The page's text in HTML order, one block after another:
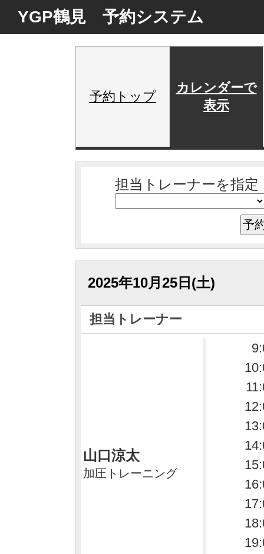
YGP鶴見 予約システム
予約トップ
カレンダーで
表示
担当トレーナーを指
2025年10月25日(土)
担当トレーナー
山口涼太
加圧トレーニング